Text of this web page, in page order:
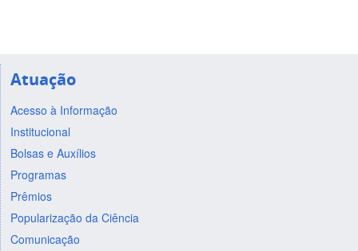
Atuação
Acesso à Informação
Institucional
Bolsas e Auxílios
Programas
Prêmios
Popularização da Ciência
Comunicação